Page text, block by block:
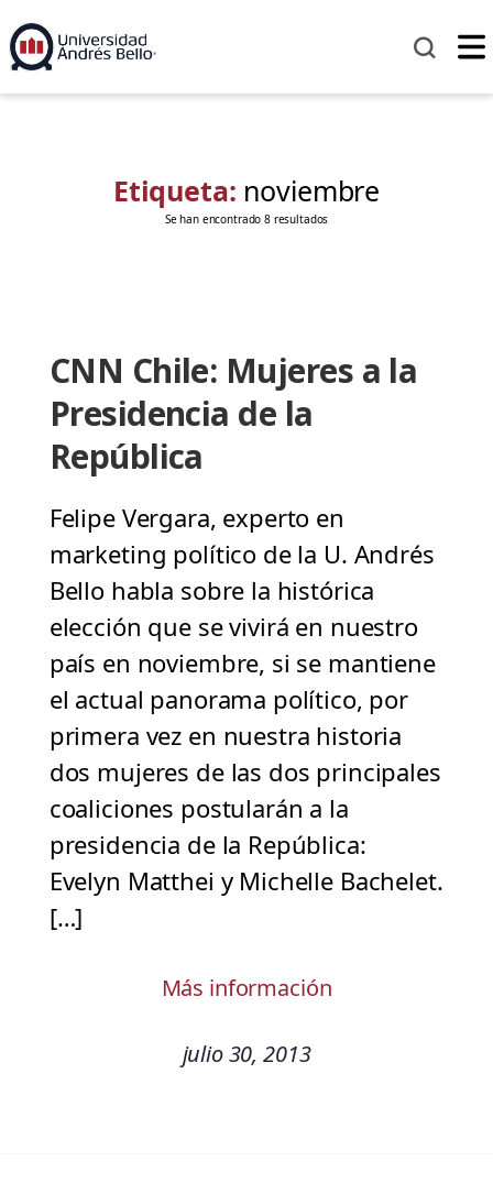
Etiqueta: noviembre
Se han encontrado 8 resultados
CNN Chile: Mujeres a la
Presidencia de la
República
Felipe Vergara, experto en
marketing político de la U. Andrés
Bello habla sobre la histórica
elección que se vivirá en nuestro
país en noviembre, si se mantiene
el actual panorama político, por
primera vez en nuestra historia
dos mujeres de las dos principales
coaliciones postularán a la
presidencia de la República:
Evelyn Matthei y Michelle Bachelet.
[…]
Más información
julio 30, 2013